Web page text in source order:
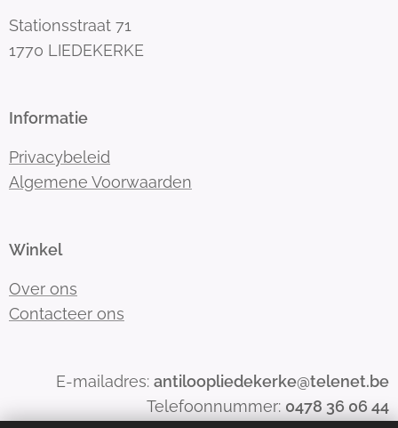
Stationsstraat 71
1770 LIEDEKERKE
Informatie
Privacybeleid
Algemene Voorwaarden
Winkel
Over ons
Contacteer ons
E-mailadres: antiloopliedekerke@telenet.be
Telefoonnummer: 0478 36 06 44